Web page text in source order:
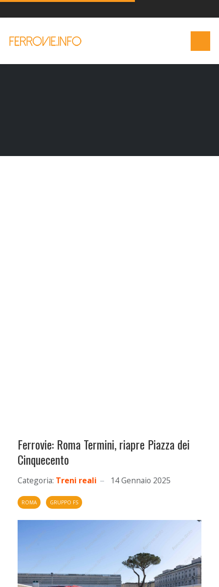
Ferrovie: Roma Termini, riapre Piazza dei
Cinquecento
Categoria: Treni reali 14 Gennaio 2025
ROMA GRUPPO FS